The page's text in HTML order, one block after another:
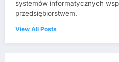
systemów informatycznych
przedsiębiorstwem.
View All Posts